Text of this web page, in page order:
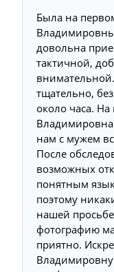
Была на
Владимировны
довольна
тактичной,
тщательно,
около часа.
Владимировна
нам с мужем
После
возможных
понятным
поэтому
нашей
фотографию
приятно.